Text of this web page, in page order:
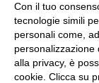
Con il tuo
tecnologie simili
personali come,
personalizzazione
alla privacy, è
cookie. Clicca su